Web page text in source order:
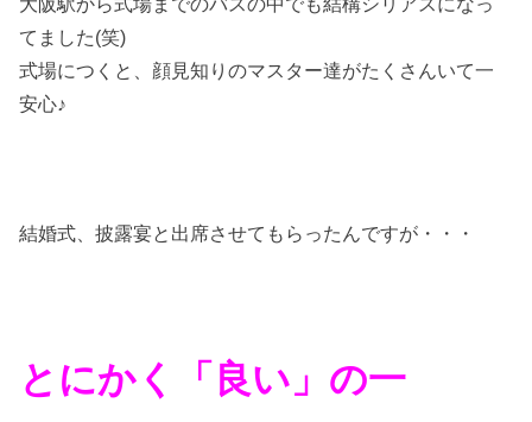
てました(笑)
式場につくと、顔見知りのマスター達がたくさんいて一
安心♪
結婚式、披露宴と出席させてもらったんですが・・・
とにかく「良い」の一